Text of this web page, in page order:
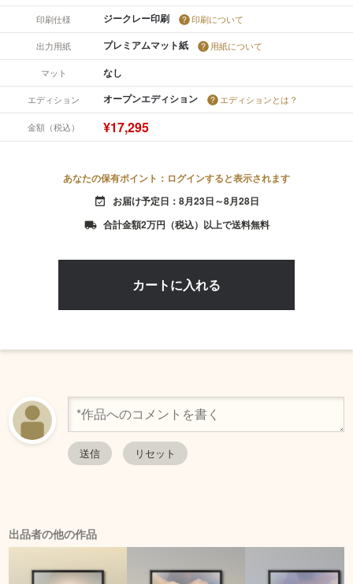
印刷仕様 ジークレー印刷 印刷について
出力用紙 プレミアムマット紙 用紙について
マット なし
エディション オープンエディション エディションとは？
金額（税込） ¥17,295
あなたの保有ポイント：ログインすると表示されます
event_available お届け予定日：8月23日～8月28日
local_shipping 合計金額2万円（税込）以上で送料無料
出品者の他の作品